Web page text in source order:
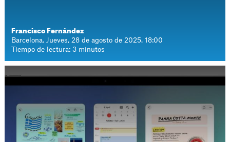
Francisco Fernández
Barcelona. Jueves, 28 de agosto de 2025. 18:00
Tiempo de lectura: 3 minutos